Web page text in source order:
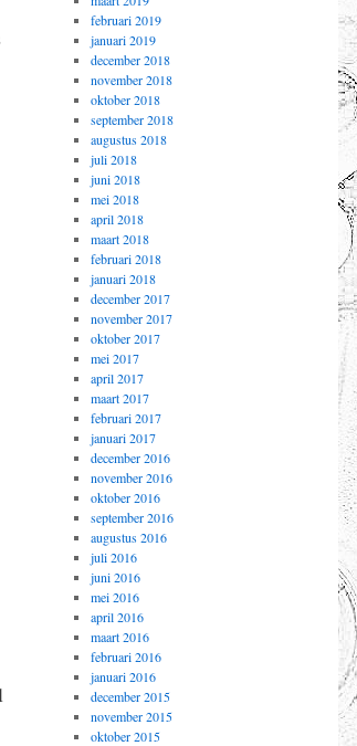
februari 2019
januari 2019
december 2018
november 2018
oktober 2018
september 2018
augustus 2018
juli 2018
juni 2018
mei 2018
april 2018
maart 2018
februari 2018
januari 2018
december 2017
november 2017
oktober 2017
mei 2017
april 2017
maart 2017
februari 2017
januari 2017
december 2016
november 2016
oktober 2016
september 2016
augustus 2016
juli 2016
juni 2016
mei 2016
april 2016
maart 2016
februari 2016
januari 2016
december 2015
november 2015
oktober 2015